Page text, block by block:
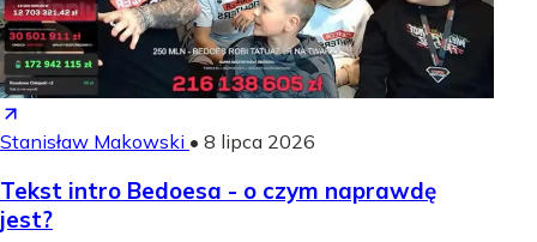
Stanisław Makowski • 8 lipca 2026
Tekst intro Bedoesa - o czym naprawdę
jest?